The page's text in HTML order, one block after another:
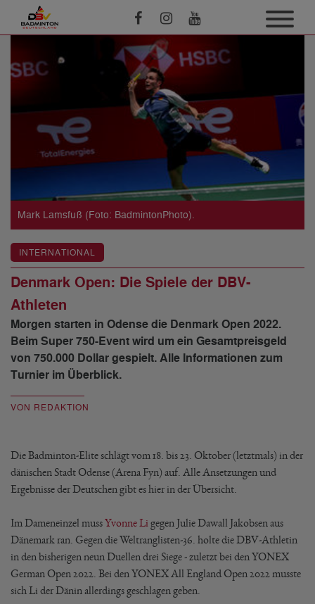
Mark Lamsfuß (Foto: BadmintonPhoto).
INTERNATIONAL
Denmark Open: Die Spiele der DBV-
Athleten
Morgen starten in Odense die Denmark Open 2022.
Beim Super 750-Event wird um ein Gesamtpreisgeld
von 750.000 Dollar gespielt. Alle Informationen zum
Turnier im Überblick.
VON REDAKTION
Die Badminton-Elite schlägt vom 18. bis 23. Oktober (letztmals) in der
dänischen Stadt Odense (Arena Fyn) auf. Alle Ansetzungen und
Ergebnisse der Deutschen gibt es hier in der Übersicht.
Im Dameneinzel mussYvonne Li gegen Julie Dawall Jakobsen aus
Dänemark ran. Gegen die Weltranglisten-36. holte die DBV-Athletin
in den bisherigen neun Duellen drei Siege - zuletzt bei den YONEX
German Open 2022. Bei den YONEX All England Open 2022 musste
sich Li der Dänin allerdings geschlagen geben.